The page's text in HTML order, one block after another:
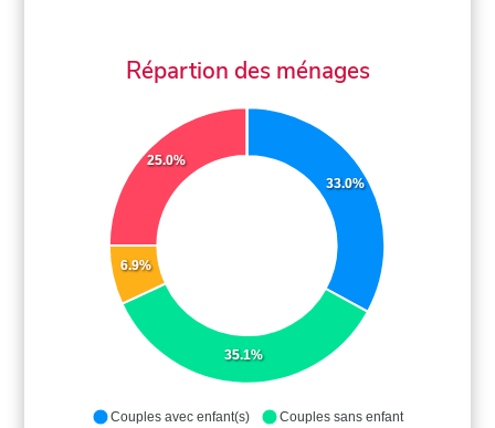
Répartion des ménages
33.0%
35.1%
6.9%
25.0%
Couples avec enfant(s)
Couples sans enfant